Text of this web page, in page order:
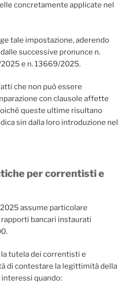
concretamente applicate nel
tale impostazione, aderendo
successive pronunce n.
e n. 13669/2025.
che non può essere
con clausole affette
queste ultime risultano
sin dalla loro introduzione nel
per correntisti e
assume particolare
bancari instaurati
tutela dei correntisti e
di contestare la legittimità della
quando: